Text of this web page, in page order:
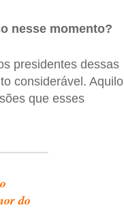
nesse momento?
presidentes dessas
considerável. Aquilo
que esses
do